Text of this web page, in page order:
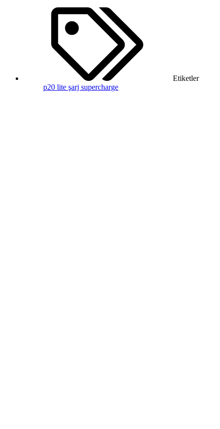
Etiketler
p20 lite şarj supercharge